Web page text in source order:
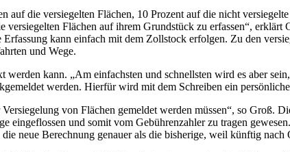
die versiegelten Flächen, 10 Prozent auf die nicht
Flächen auf ihrem Grundstück zu erfassen“, erklärt
kann einfach mit dem Zollstock erfolgen. Zu den
und Wege.
kann. „Am einfachsten und schnellsten wird es aber
werden. Hierfür wird mit dem Schreiben ein
von Flächen gemeldet werden müssen“, so Groß.
und somit vom Gebührenzahler zu tragen
neue Berechnung genauer als die bisherige, weil künftig